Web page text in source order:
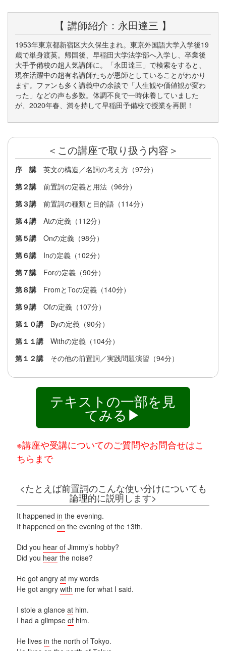
【 講師紹介：永田達三 】
1953年東京都新宿区大久保生まれ。東京外国語大学入学後19
歳で単身渡英。帰国後、早稲田大学法学部へ入学し、卒業後
大手予備校の超人気講師に。「永田達三」で検索をすると、
現在活躍中の超有名講師たちが恩師としていることがわかり
ます。ファンも多く講義中の余談で「人生観や価値観が変わ
った」などの声も多数。体調不良で一時休養していました
が、2020年春、満を持して早稲田予備校で授業を再開！
＜この講座で取り扱う内容＞
序 講
英文の構造／名詞の考え方（97分）
第２講
前置詞の定義と用法（96分）
第３講
前置詞の種類と目的語（114分）
第４講
Atの定義（112分）
第５講
Onの定義（98分）
第６講
Inの定義（102分）
第７講
Forの定義（90分）
第８講
FromとToの定義（140分）
第９講
Ofの定義（107分）
第１０講
Byの定義（90分）
第１１講
Withの定義（104分）
第１２講
その他の前置詞／実践問題演習（94分）
テキストの一部を見
てみる▶
※講座や受講についてのご質問やお問合せはこ
ちらまで
<たとえば前置詞のこんな使い分けについても
論理的に説明します>
It happenedin the evening.
It happenedon the evening of the 13th.
Did you hear of Jimmy’s hobby?
Did you hear the noise?
He got angryat my words
He got angrywith me for what I said.
I stole a glanceat him.
I had a glimpseof him.
He livesin the north of Tokyo.